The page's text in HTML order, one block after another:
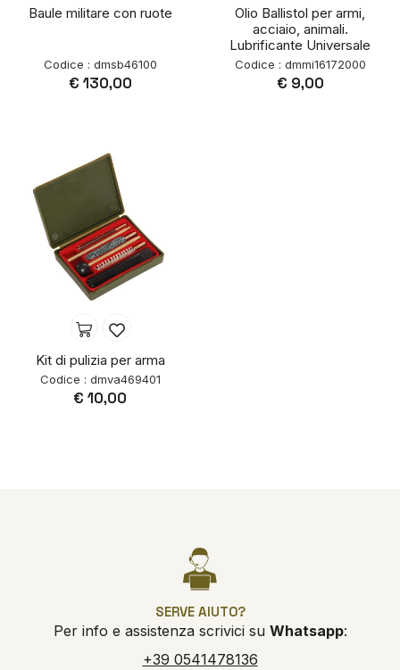
Baule militare con ruote
Codice : dmsb46100
€ 130,00
Olio Ballistol per armi,
acciaio, animali.
Lubrificante Universale
Codice : dmmi16172000
€ 9,00
Kit di pulizia per arma
Codice : dmva469401
€ 10,00
SERVE AIUTO?
Per info e assistenza scrivici su Whatsapp:
+39 0541478136